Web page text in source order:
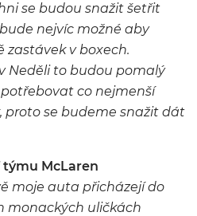
se budou snažit šetřit
nejvíc možné aby
zastávek v boxech.
Neděli to budou pomalý
co nejmenší
se budeme snažit dát
McLaren
moje auta přicházejí do
monackých uličkách